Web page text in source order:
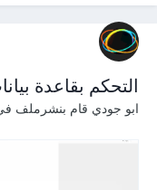
التحكم بقاعدة
ابو جودي قام بنشرملف